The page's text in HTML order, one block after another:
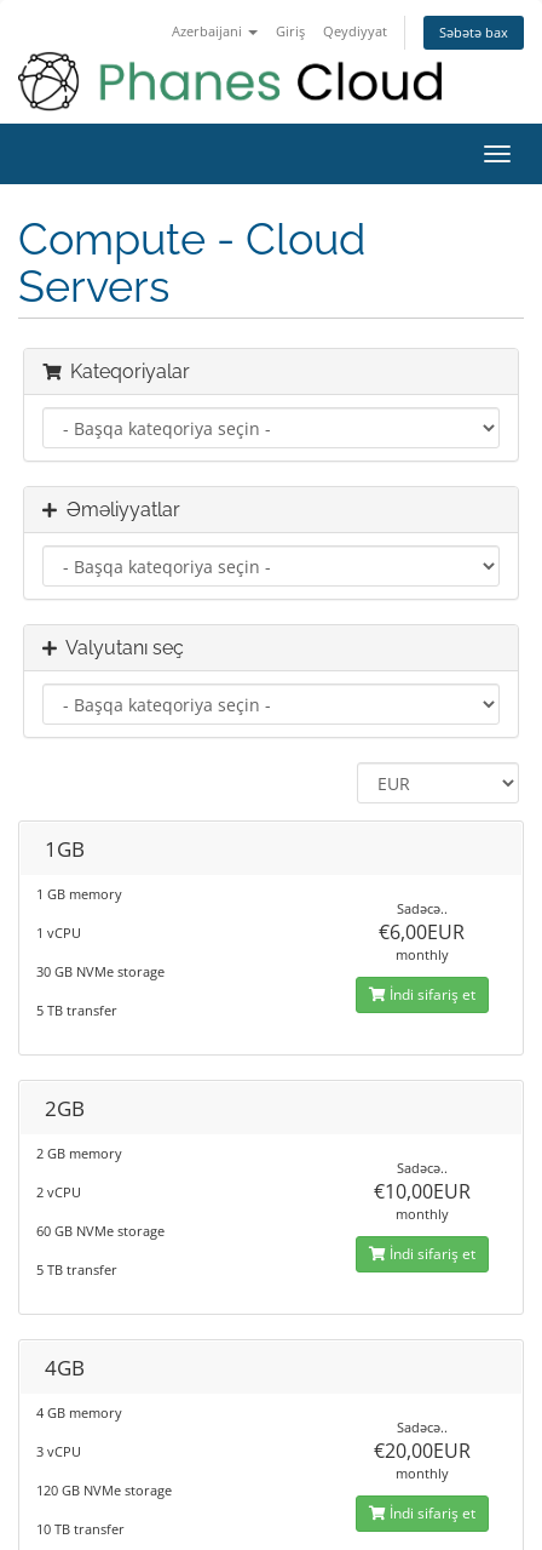
Azerbaijani Giriş Qeydiyyat Səbətə bax
keçid
Compute - Cloud
Servers
Kateqoriyalar
Əməliyyatlar
Valyutanı seç
1GB
1 GB memory
1 vCPU
30 GB NVMe storage
5 TB transfer
Sadəcə..
€6,00EUR
monthly
İndi sifariş et
2GB
2 GB memory
2 vCPU
60 GB NVMe storage
5 TB transfer
Sadəcə..
€10,00EUR
monthly
İndi sifariş et
4GB
4 GB memory
3 vCPU
120 GB NVMe storage
10 TB transfer
Sadəcə..
€20,00EUR
monthly
İndi sifariş et